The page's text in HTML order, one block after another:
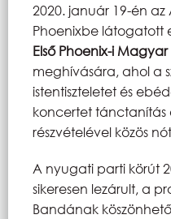
2020. január 19-én
Phoenixbe látogatott
Első Phoenix-i
meghívására, ahol a
istentiszteletet és
koncertet tánctanítás
részvételével közös
A nyugati parti körút
sikeresen lezárult, a
Bandának